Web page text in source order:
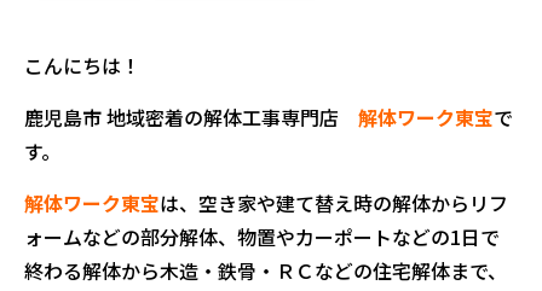
こんにちは！
鹿児島市 地域密着の解体工事専門店 解体ワーク東宝で
す。
解体ワーク東宝は、空き家や建て替え時の解体からリフ
ォームなどの部分解体、物置やカーポートなどの1日で
終わる解体から木造・鉄骨・ＲＣなどの住宅解体まで、